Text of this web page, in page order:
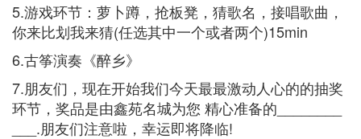
5.游戏环节：萝卜蹲，抢板凳，猜歌名，接唱歌曲，
你来比划我来猜(任选其中一个或者两个)15min
6.古筝演奏《醉乡》
7.朋友们，现在开始我们今天最最激动人心的的抽奖
环节，奖品是由鑫苑名城为您 精心准备的________
___.朋友们注意啦，幸运即将降临!